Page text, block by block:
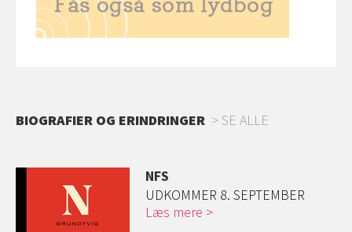
BIOGRAFIER OG ERINDRINGER SE ALLE
NFS
UDKOMMER 8. SEPTEMBER
Læs mere